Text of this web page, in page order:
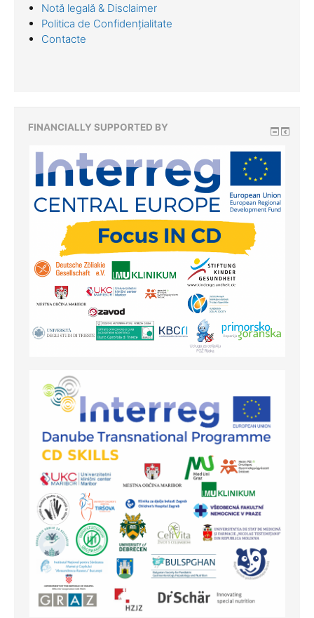
Notă legală & Disclaimer
Politica de Confidențialitate
Contacte
FINANCIALLY SUPPORTED BY